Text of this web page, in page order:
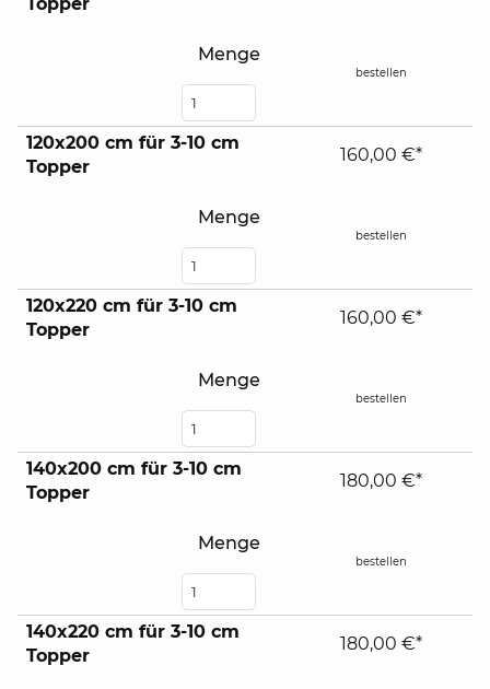
Menge
bestellen
120x200 cm für 3-10 cm
Topper
Menge
160,00 €*
bestellen
120x220 cm für 3-10 cm
Topper
Menge
160,00 €*
bestellen
140x200 cm für 3-10 cm
Topper
Menge
180,00 €*
bestellen
140x220 cm für 3-10 cm
Topper
180,00 €*